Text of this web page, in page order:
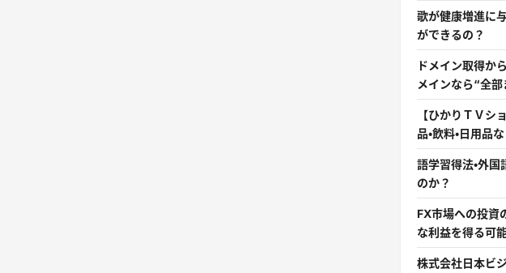
歌が健康増進に
ができるの？
ドメイン取得か
メインなら“全
【ひかりＴＶシ
品・飲料・日用
語学習得法・外
のか？
FX市場への投資
な利益を得る可
株式会社日本ビ